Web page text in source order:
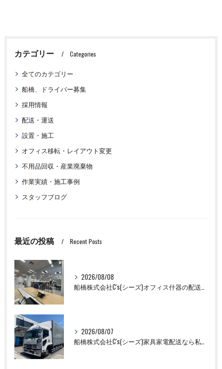
カテゴリー Categories
全てのカテゴリー
船橋、ドライバー募集
採用情報
配送・運送
設置・施工
オフィス移転・レイアウト変更
不用品回収・産業廃棄物
作業実績・施工事例
スタッフブログ
最近の投稿 Recent Posts
2026/08/08
船橋株式会社C's(シーズ)オフィス什器の配送設置作業ならお任せください！
2026/08/07
船橋株式会社C's(シーズ)家具家電配送なら私たちにお任せください！